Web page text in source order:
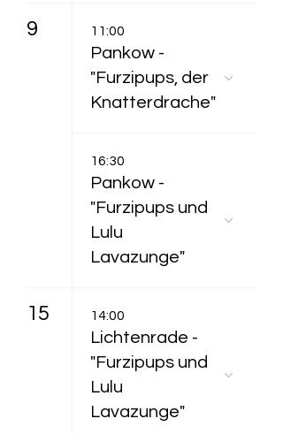
9 11:00
Pankow -
"Furzipups, der
Knatterdrache"
16:30
Pankow -
"Furzipups und
Lulu
Lavazunge"
15 14:00
Lichtenrade -
"Furzipups und
Lulu
Lavazunge"